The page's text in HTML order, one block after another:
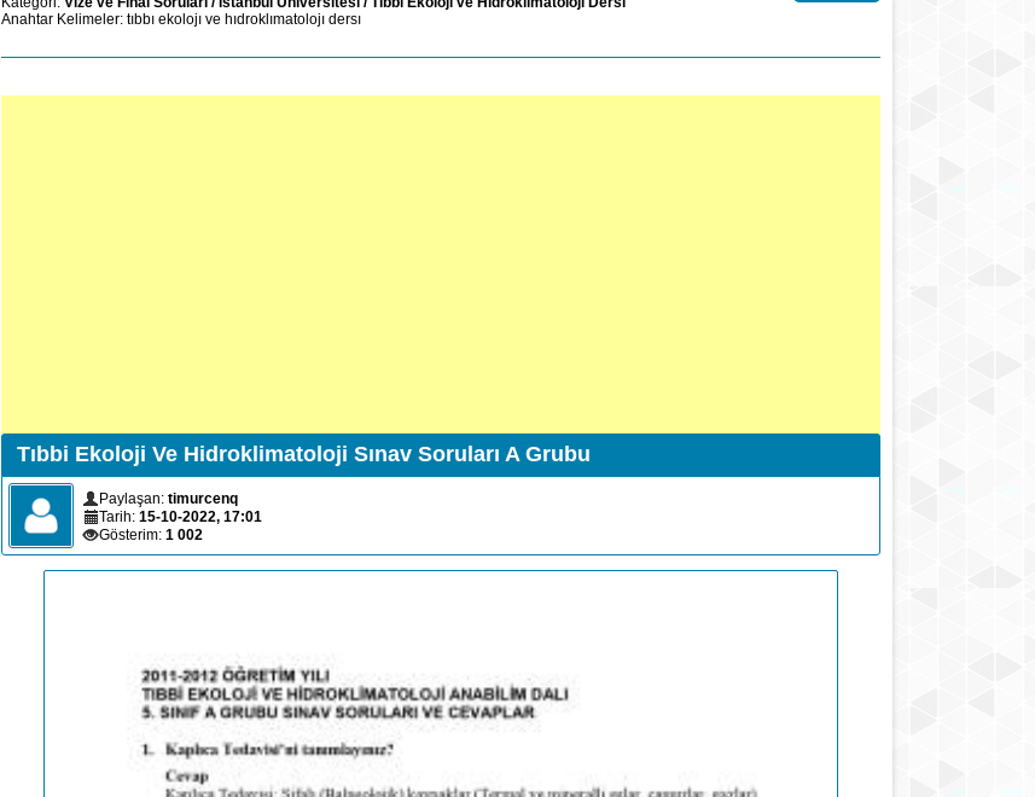
Anahtar Kelimeler: tıbbı ekolojı ve hıdroklımatolojı dersı
Tıbbi Ekoloji Ve Hidroklimatoloji Sınav Soruları A Grubu
Paylaşan: timurcenq
Tarih: 15-10-2022, 17:01
Gösterim: 1 002